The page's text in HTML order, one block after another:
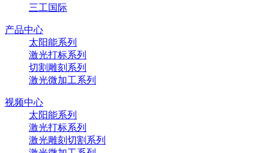
三工国际
产品中心
太阳能系列
激光打标系列
切割雕刻系列
激光微加工系列
视频中心
太阳能系列
激光打标系列
激光雕刻切割系列